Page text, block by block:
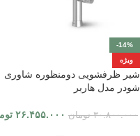
-14%
ویژه
شیر ظرفشویی دومنظوره شاوری
شودر مدل هاربر
۳۰.۸۰۰.۰۰۰ تومان ۲۶.۴۵۵.۰۰۰